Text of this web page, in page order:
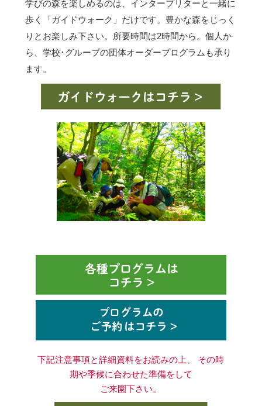
学びの森を楽しめるのは、インタープリターと一緒に
歩く「ガイドウォーク」だけです。豊かな森をじっく
りとお楽しみ下さい。所要時間は2時間から。個人か
ら、学校･グループの団体オーダープログラムも承り
ます。
下記注意事項と詳細資料をお読みの上、 その時
期や季候に合わせた準備をして
ご来園下さい。